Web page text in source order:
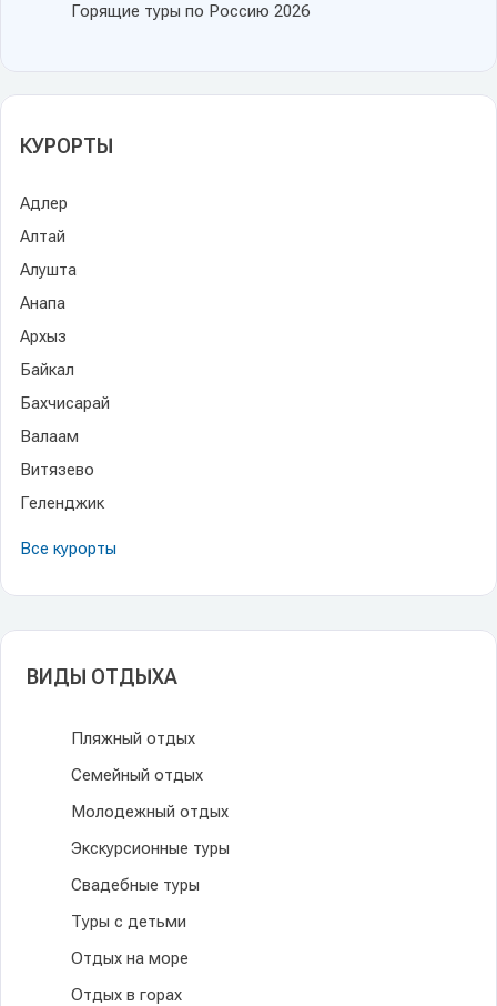
Горящие туры по Россию 2026
КУРОРТЫ
Адлер
Алтай
Алушта
Анапа
Архыз
Байкал
Бахчисарай
Валаам
Витязево
Геленджик
Все курорты
ВИДЫ ОТДЫХА
Пляжный отдых
Семейный отдых
Молодежный отдых
Экскурсионные туры
Свадебные туры
Туры с детьми
Отдых на море
Отдых в горах